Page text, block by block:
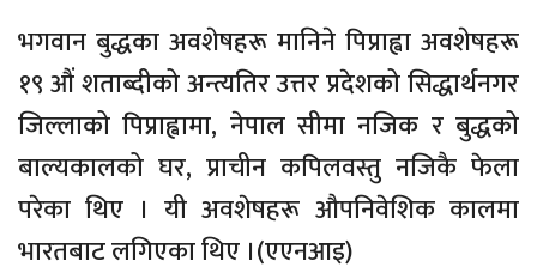
भगवान बुद्धका अवशेषहरू मानिने पिप्राह्वा अवशेषहरू
१९ औं शताब्दीको अन्त्यतिर उत्तर प्रदेशको सिद्धार्थनगर
जिल्लाको पिप्राह्वामा, नेपाल सीमा नजिक र बुद्धको
बाल्यकालको घर, प्राचीन कपिलवस्तु नजिकै फेला
परेका थिए । यी अवशेषहरू औपनिवेशिक कालमा
भारतबाट लगिएका थिए ।(एएनआइ)